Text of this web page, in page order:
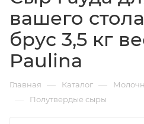
вашего стола
брус 3,5 кг
Paulina
Главная — Каталог —
— Полутвердые сыры